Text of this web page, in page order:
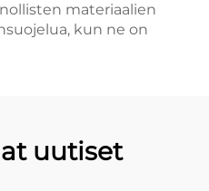
materiaalien
kun ne on
uutiset